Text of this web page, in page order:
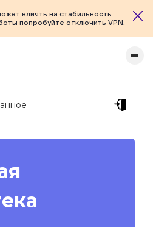
влиять на стабильность
попробуйте отключить VPN.